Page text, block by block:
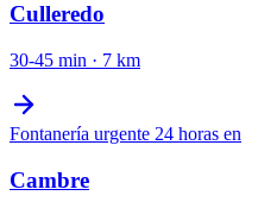
Culleredo
30-45 min · 7 km
Fontanería urgente 24 horas en
Cambre